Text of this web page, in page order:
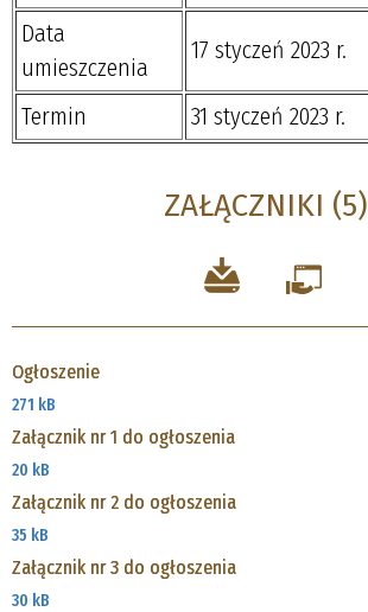
Data
umieszczenia
17 styczeń 2023 r.
Termin 31 styczeń 2023 r.
ZAŁĄCZNIKI (5)
Ogłoszenie
271 kB
Załącznik nr 1 do ogłoszenia
20 kB
Załącznik nr 2 do ogłoszenia
35 kB
Załącznik nr 3 do ogłoszenia
30 kB